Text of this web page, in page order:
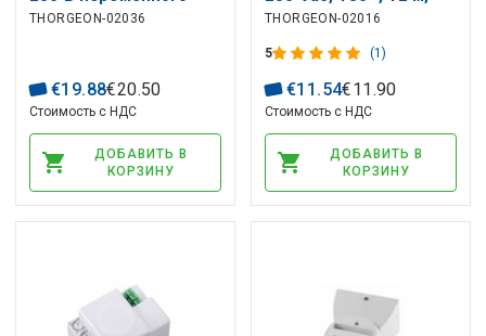
тока, 1200 Вт, 8 м,
THORGEON-02036
€19.88€20.50
Стоимость с НДС
ДОБАВИТЬ В
КОРЗИНУ
1200Вт,
регулируемый, IP65,
THORGEON-02016
5 (1)
€11 .54€11 .90
Стоимость с НДС
ДОБАВИТЬ В
КОРЗИНУ